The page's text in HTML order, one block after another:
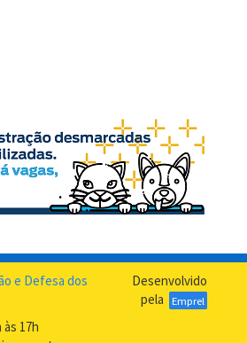
e Defesa dos
17h
Desenvolvido
pela
Emprel